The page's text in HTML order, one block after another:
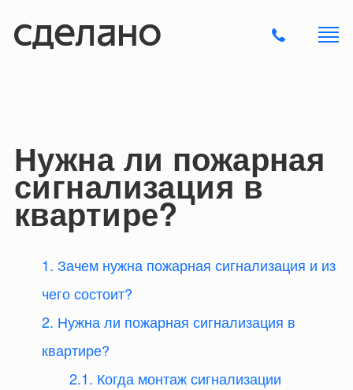
Нужна ли пожарная
сигнализация в
квартире?
1. Зачем нужна пожарная сигнализация и из
чего состоит?
2. Нужна ли пожарная сигнализация в
квартире?
2.1. Когда монтаж сигнализации